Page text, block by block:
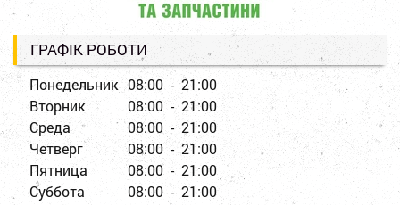
ГРАФІК РОБОТИ
Понедельник 08:00 - 21:00
Вторник
08:00 - 21:00
Среда
08:00 - 21:00
Четверг
08:00 - 21:00
Пятница
08:00 - 21:00
Суббота
08:00 - 21:00